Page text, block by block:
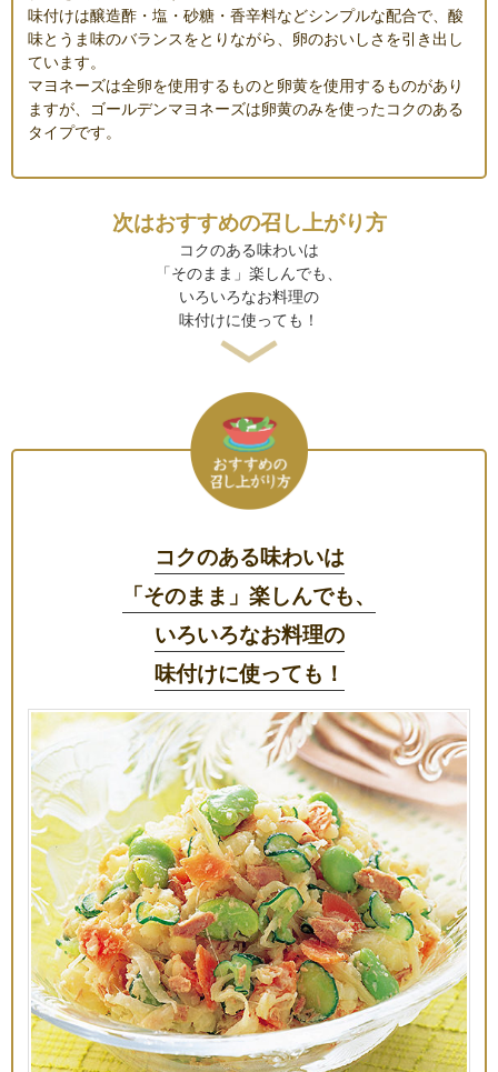
味付けは醸造酢・塩・砂糖・香辛料などシンプルな配合で、酸
味とうま味のバランスをとりながら、卵のおいしさを引き出し
ています。
マヨネーズは全卵を使用するものと卵黄を使用するものがあり
ますが、ゴールデンマヨネーズは卵黄のみを使ったコクのある
タイプです。
次はおすすめの召し上がり方
コクのある味わいは
「そのまま」楽しんでも、
いろいろなお料理の
味付けに使っても！
コクのある味わいは
「そのまま」楽しんでも、
いろいろなお料理の
味付けに使っても！